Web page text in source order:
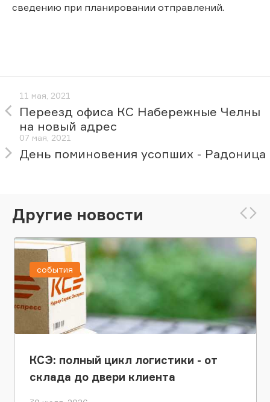
сведению при планировании отправлений.
11 мая, 2021
Переезд офиса КС Набережные Челны
на новый адрес
07 мая, 2021
День поминовения усопших - Радоница
Другие новости
КСЭ: полный цикл логистики - от
склада до двери клиента
события